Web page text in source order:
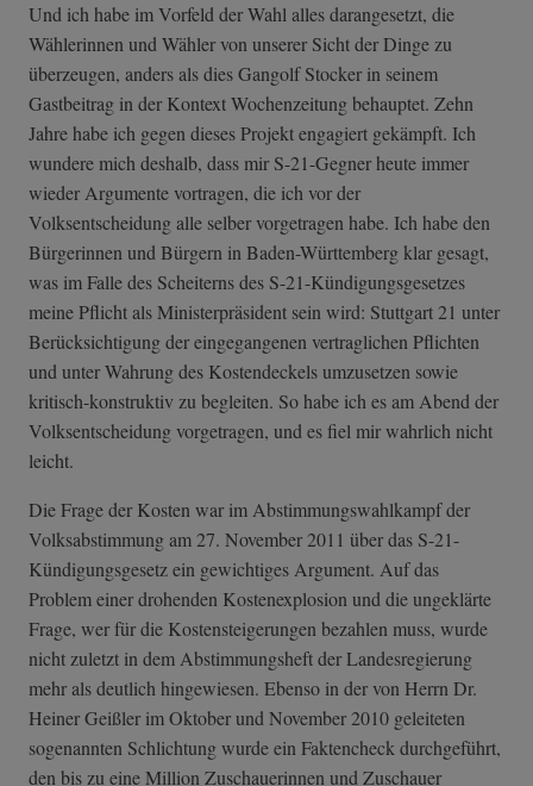
Und ich habe im Vorfeld der Wahl alles darangesetzt, die
Wählerinnen und Wähler von unserer Sicht der Dinge zu
überzeugen, anders als dies Gangolf Stocker in seinem
Gastbeitrag in der Kontext Wochenzeitung behauptet. Zehn
Jahre habe ich gegen dieses Projekt engagiert gekämpft. Ich
wundere mich deshalb, dass mir S-21-Gegner heute immer
wieder Argumente vortragen, die ich vor der
Volksentscheidung alle selber vorgetragen habe. Ich habe den
Bürgerinnen und Bürgern in Baden-Württemberg klar gesagt,
was im Falle des Scheiterns des S-21-Kündigungsgesetzes
meine Pflicht als Ministerpräsident sein wird: Stuttgart 21 unter
Berücksichtigung der eingegangenen vertraglichen Pflichten
und unter Wahrung des Kostendeckels umzusetzen sowie
kritisch-konstruktiv zu begleiten. So habe ich es am Abend der
Volksentscheidung vorgetragen, und es fiel mir wahrlich nicht
leicht.
Die Frage der Kosten war im Abstimmungswahlkampf der
Volksabstimmung am 27. November 2011 über das S-21-
Kündigungsgesetz ein gewichtiges Argument. Auf das
Problem einer drohenden Kostenexplosion und die ungeklärte
Frage, wer für die Kostensteigerungen bezahlen muss, wurde
nicht zuletzt in dem Abstimmungsheft der Landesregierung
mehr als deutlich hingewiesen. Ebenso in der von Herrn Dr.
Heiner Geißler im Oktober und November 2010 geleiteten
sogenannten Schlichtung wurde ein Faktencheck durchgeführt,
den bis zu eine Million Zuschauerinnen und Zuschauer